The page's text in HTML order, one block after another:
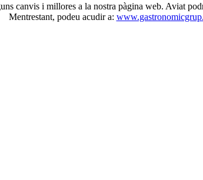
canvis i millores a la nostra pàgina web. Aviat
Mentrestant, podeu acudir a: